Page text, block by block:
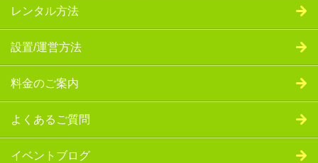
レンタル方法
設置/運営方法
料金のご案内
よくあるご質問
イベントブログ